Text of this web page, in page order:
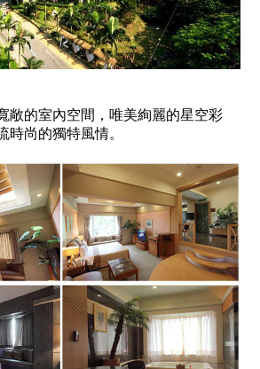
敞的室內空間，唯美絢麗的星空彩
時尚的獨特風情。